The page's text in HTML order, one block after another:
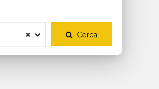
Cerca